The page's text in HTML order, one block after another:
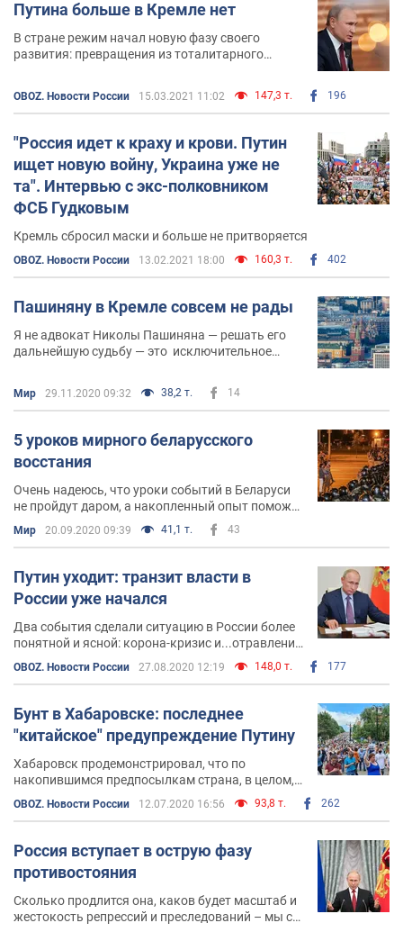
Путина больше в Кремле нет
В стране режим начал новую фазу своего
развития: превращения из тоталитарного
OBOZ. Новости России 15.03.2021 11:02 147,3 т. 196
"Россия идет к краху и крови. Путин
ищет новую войну, Украина уже не
та". Интервью с экс-полковником
ФСБ Гудковым
Кремль сбросил маски и больше не притворяется
OBOZ. Новости России 13.02.2021 18:00 160,3 т. 402
Пашиняну в Кремле совсем не рады
Я не адвокат Николы Пашиняна — решать его
дальнейшую судьбу — это исключительное
Мир 29.11.2020 09:32 38,2 т. 14
5 уроков мирного беларусского
восстания
Очень надеюсь, что уроки событий в Беларуси
не пройдут даром, а накопленный опыт поможет
избежать ошибок впредь
Мир 20.09.2020 09:39 41,1 т. 43
Путин уходит: транзит власти в
России уже начался
Два события сделали ситуацию в России более
понятной и ясной: корона-кризис и...отравление
OBOZ. Новости России 27.08.2020 12:19 148,0 т. 177
Бунт в Хабаровске: последнее
"китайское" предупреждение Путину
Хабаровск продемонстрировал, что по
накопившимся предпосылкам страна, в целом, к
OBOZ. Новости России 12.07.2020 16:56 93,8 т. 262
Россия вступает в острую фазу
противостояния
Сколько продлится она, каков будет масштаб и
жестокость репрессий и преследований – мы с